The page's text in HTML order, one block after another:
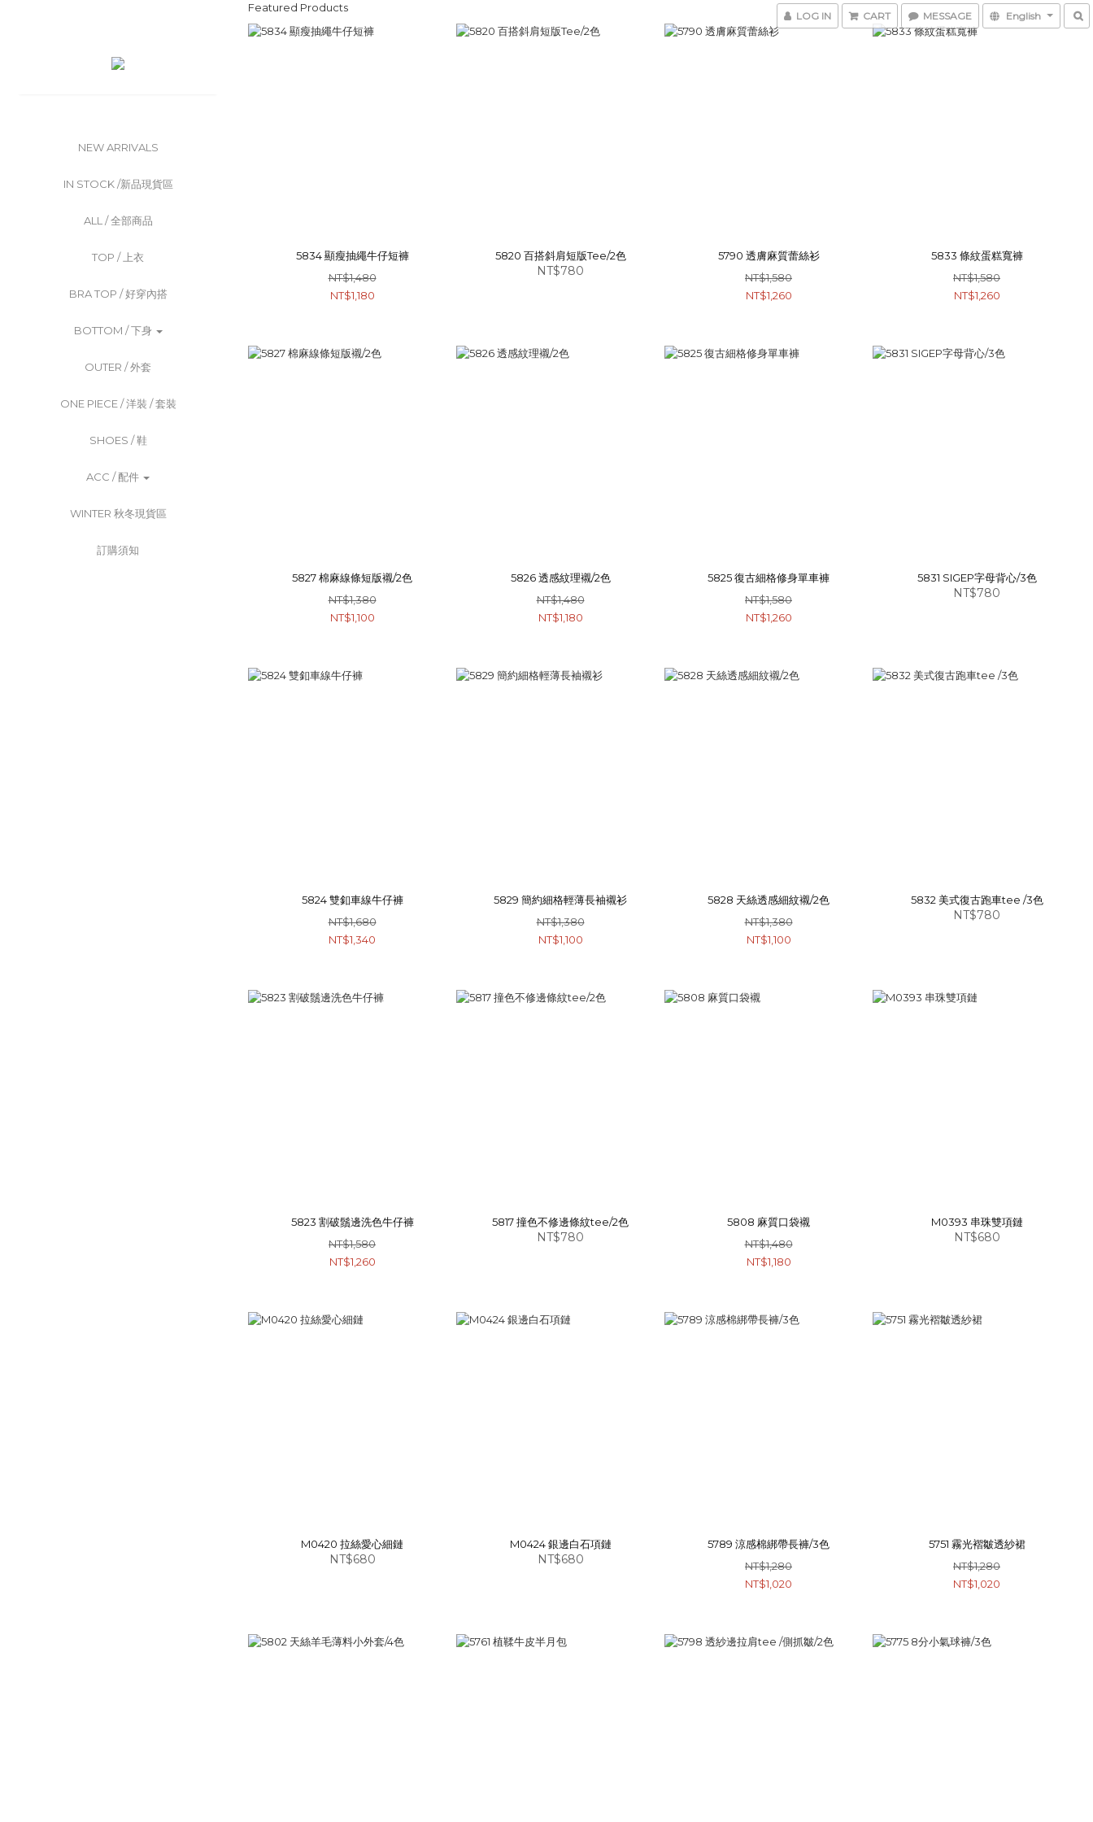
LOG IN CART MESSAGE English
NEW ARRIVALS
IN STOCK /新品現貨區
ALL / 全部商品
TOP / 上衣
BRA TOP / 好穿內搭
BOTTOM / 下身
OUTER / 外套
ONE PIECE / 洋裝 / 套裝
SHOES / 鞋
ACC / 配件
WINTER 秋冬現貨區
訂購須知
Featured Products
5834 顯瘦抽繩牛仔短褲
NT$1,480
NT$1,180
5820 百搭斜肩短版Tee/2色
NT$780
5790 透膚麻質蕾絲衫
NT$1,580
NT$1,260
5833 條紋蛋糕寬褲
NT$1,580
NT$1,260
5827 棉麻線條短版襯/2色
NT$1,380
NT$1,100
5826 透感紋理襯/2色
NT$1,480
NT$1,180
5825 復古細格修身單車褲
NT$1,580
NT$1,260
5831 SIGEP字母背心/3色
NT$780
5824 雙釦車線牛仔褲
NT$1,680
NT$1,340
5829 簡約細格輕薄長袖襯衫
NT$1,380
NT$1,100
5828 天絲透感細紋襯/2色
NT$1,380
NT$1,100
5832 美式復古跑車tee /3色
NT$780
5823 割破鬚邊洗色牛仔褲
NT$1,580
NT$1,260
5817 撞色不修邊條紋tee/2色
NT$780
5808 麻質口袋襯
NT$1,480
NT$1,180
M0393 串珠雙項鏈
NT$680
M0420 拉絲愛心細鏈
NT$680
M0424 銀邊白石項鏈
NT$680
5789 涼感棉綁帶長褲/3色
NT$1,280
NT$1,020
5751 霧光褶皺透紗裙
NT$1,280
NT$1,020